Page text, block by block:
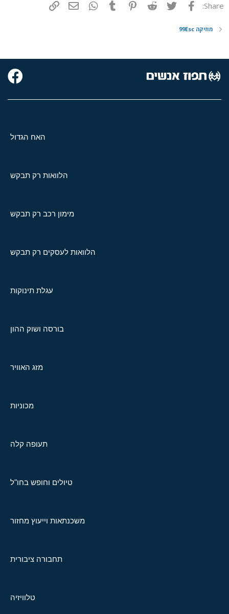
Share: פייסבוק Twitter
Reddit
Pinterest
Tumblr
WhatsAppדואר אלקטרוני
מוזיקה 99Esc
האח הגדול
הלוואות רק תבקש
מימון רכב רק תבקש
הלוואות לעסקים רק תבקש
עגלת תינוקות
בורסה ושוק ההון
מזג האוויר
מכוניות
תעופה קלה
טיולים וחופש בחו"ל
משכנתאות וייעוץ מחזור
תחבורה ציבורית
טלוויזיה